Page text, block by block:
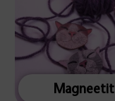
Magneetit